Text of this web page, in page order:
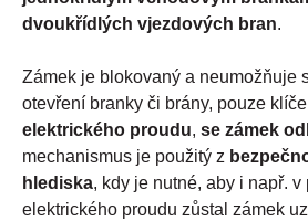
dvoukřídlých vjezdových bran.
Zámek je blokovaný a neumožňuje
otevření branky či brány, pouze
elektrického proudu, se zámek
mechanismus je použitý z
hlediska, kdy je nutné, aby i např.
elektrického proudu zůstal zámek